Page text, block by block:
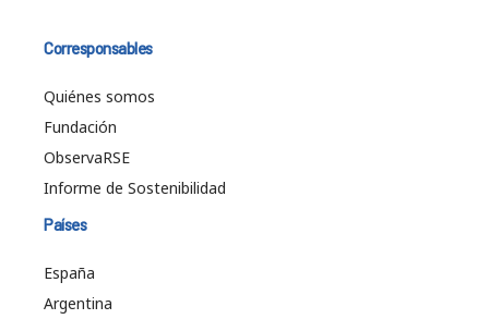
Corresponsables
Quiénes somos
Fundación
ObservaRSE
Informe de Sostenibilidad
Países
España
Argentina